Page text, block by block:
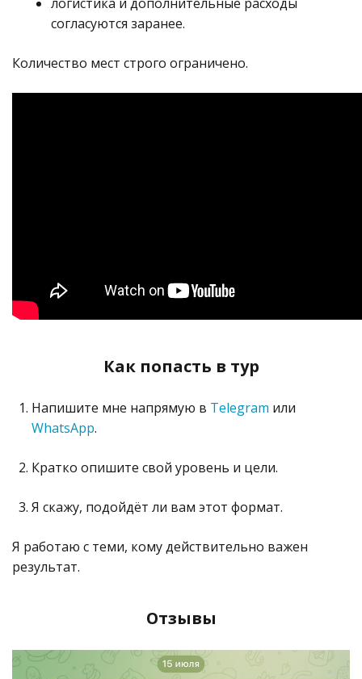
согласуются заранее.
Количество мест строго ограничено.
Как попасть в тур
Напишите мне напрямую в Telegram или
WhatsApp.
Кратко опишите свой уровень и цели.
Я скажу, подойдёт ли вам этот формат.
Я работаю с теми, кому действительно важен
результат.
Отзывы